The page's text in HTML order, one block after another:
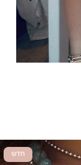
חדש